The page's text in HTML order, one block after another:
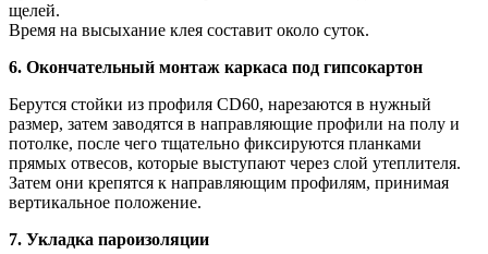
щелей.
Время на высыхание клея составит около суток.
6. Окончательный монтаж каркаса под гипсокартон
Берутся стойки из профиля CD60, нарезаются в нужный
размер, затем заводятся в направляющие профили на полу и
потолке, после чего тщательно фиксируются планками
прямых отвесов, которые выступают через слой утеплителя.
Затем они крепятся к направляющим профилям, принимая
вертикальное положение.
7. Укладка пароизоляции